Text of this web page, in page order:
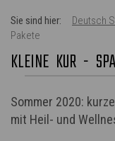
Sie sind hier: Deutsch
Pakete
KLEINE KUR -
Sommer 2020:
mit Heil- und